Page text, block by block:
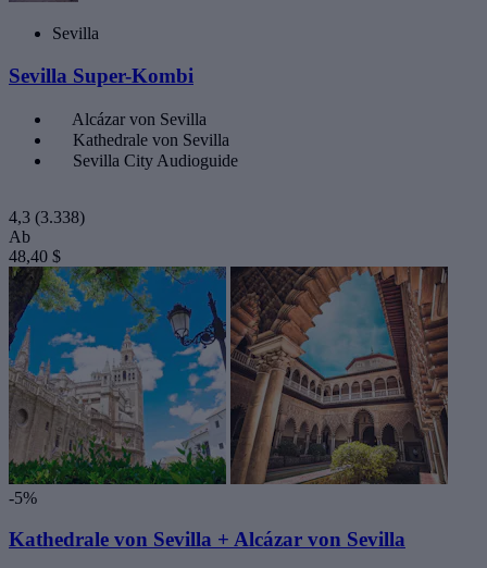
Sevilla
Sevilla Super-Kombi
Alcázar von Sevilla
Kathedrale von Sevilla
Sevilla City Audioguide
4,3 (3.338)
Ab
48,40 $
-5%
Kathedrale von Sevilla + Alcázar von Sevilla